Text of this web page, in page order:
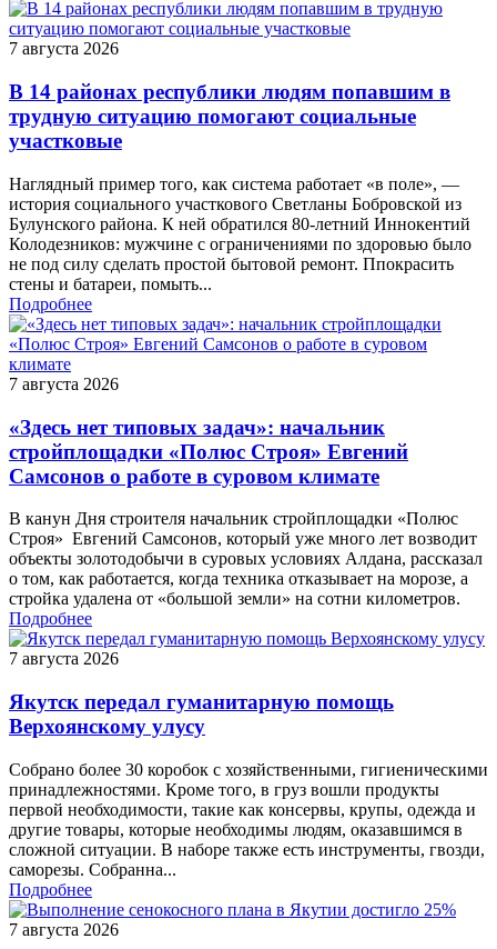
7 августа 2026
В 14 районах республики людям попавшим в
трудную ситуацию помогают социальные
участковые
Наглядный пример того, как система работает «в поле», —
история социального участкового Светланы Бобровской из
Булунского района. К ней обратился 80-летний Иннокентий
Колодезников: мужчине с ограничениями по здоровью было
не под силу сделать простой бытовой ремонт. Ппокрасить
стены и батареи, помыть...
Подробнее
7 августа 2026
«Здесь нет типовых задач»: начальник
стройплощадки «Полюс Строя» Евгений
Самсонов о работе в суровом климате
В канун Дня строителя начальник стройплощадки «Полюс
Строя» Евгений Самсонов, который уже много лет возводит
объекты золотодобычи в суровых условиях Алдана, рассказал
о том, как работается, когда техника отказывает на морозе, а
стройка удалена от «большой земли» на сотни километров.
Подробнее
7 августа 2026
Якутск передал гуманитарную помощь
Верхоянскому улусу
Собрано более 30 коробок с хозяйственными, гигиеническими
принадлежностями. Кроме того, в груз вошли продукты
первой необходимости, такие как консервы, крупы, одежда и
другие товары, которые необходимы людям, оказавшимся в
сложной ситуации. В наборе также есть инструменты, гвозди,
саморезы. Собранна...
Подробнее
7 августа 2026